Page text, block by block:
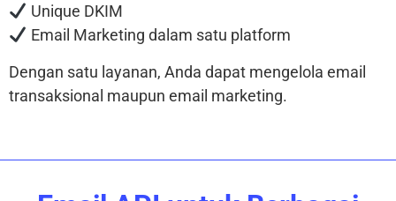
Unique DKIM
Email Marketing dalam satu platform
Dengan satu layanan, Anda dapat mengelola email
transaksional maupun email marketing.